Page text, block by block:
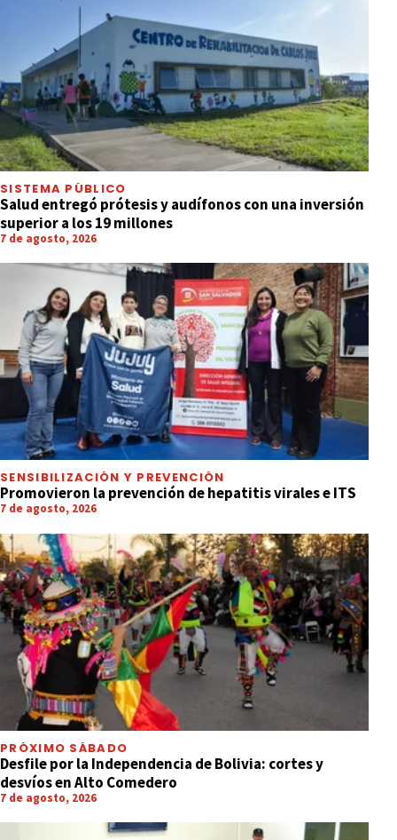
SISTEMA PÚBLICO
Salud entregó prótesis y audífonos con una inversión
superior a los 19 millones
7 de agosto, 2026
SENSIBILIZACIÓN Y PREVENCIÓN
Promovieron la prevención de hepatitis virales e ITS
7 de agosto, 2026
PRÓXIMO SÁBADO
Desfile por la Independencia de Bolivia: cortes y
desvíos en Alto Comedero
7 de agosto, 2026